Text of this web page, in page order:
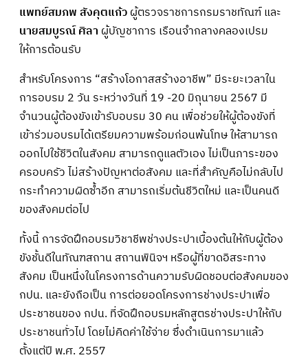
แพทย์สมภพ สังคุตแก้วผู้ตรวจราชการกรมราชทัณฑ์ และ
นายสมบูรณ์ ศิลา ผู้บัญชาการ เรือนจำกลางคลองเปรม
ให้การต้อนรับ
สำหรับโครงการ “สร้างโอกาสสร้างอาชีพ” มีระยะเวลาใน
การอบรม 2 วัน ระหว่างวันที่ 19 -20 มิถุนายน 2567 มี
จำนวนผู้ต้องขังเข้ารับอบรม 30 คน เพื่อช่วยให้ผู้ต้องขังที่
เข้าร่วมอบรมได้เตรียมความพร้อมก่อนพ้นโทษ ให้สามารถ
ออกไปใช้ชีวิตในสังคม สามารถดูแลตัวเอง ไม่เป็นภาระของ
ครอบครัว ไม่สร้างปัญหาต่อสังคม และที่สำคัญคือไม่กลับไป
กระทำความผิดซ้ำอีก สามารถเริ่มต้นชีวิตใหม่ และเป็นคนดี
ของสังคมต่อไป
ทั้งนี้ การจัดฝึกอบรมวิชาชีพช่างประปาเบื้องต้นให้กับผู้ต้อง
ขังชั้นดีในทัณฑสถาน สถานพินิจฯ หรือผู้ที่ขาดอิสระทาง
สังคม เป็นหนึ่งในโครงการด้านความรับผิดชอบต่อสังคมของ
กปน. และยังถือเป็น การต่อยอดโครงการช่างประปาเพื่อ
ประชาชนของ กปน. ที่จัดฝึกอบรมหลักสูตรช่างประปาให้กับ
ประชาชนทั่วไป โดยไม่คิดค่าใช้จ่าย ซึ่งดำเนินการมาแล้ว
ตั้งแต่ปี พ.ศ. 2557